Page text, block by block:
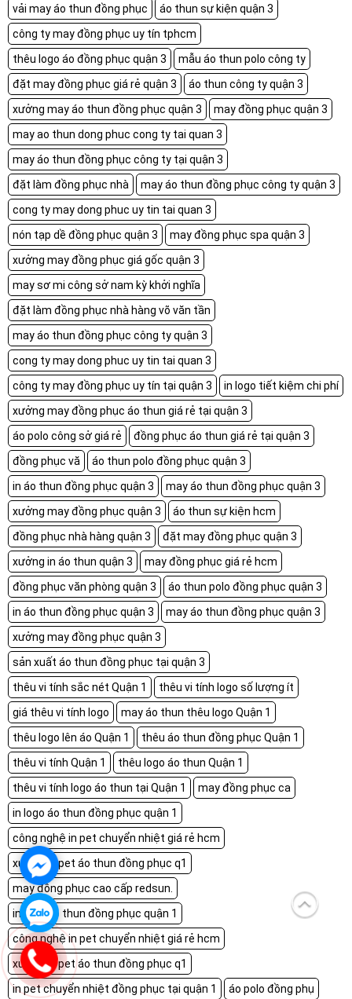
vải may áo thun đồng phục
áo thun sự kiện quận 3
công ty may đồng phục uy tín tphcm
thêu logo áo đồng phục quận 3
mẫu áo thun polo công ty
đặt may đồng phục giá rẻ quận 3
áo thun công ty quận 3
xưởng may áo thun đồng phục quận 3
may đồng phục quận 3
may ao thun dong phuc cong ty tai quan 3
may áo thun đồng phục công ty tại quận 3
đặt làm đồng phục nhà
may áo thun đồng phục công ty quận 3
cong ty may dong phuc uy tin tai quan 3
nón tạp dề đồng phục quận 3
may đồng phục spa quận 3
xưởng may đồng phục giá gốc quận 3
may sơ mi công sở nam kỳ khởi nghĩa
đặt làm đồng phục nhà hàng võ văn tần
may áo thun đồng phục công ty quận 3
cong ty may dong phuc uy tin tai quan 3
công ty may đồng phục uy tín tại quận 3
in logo tiết kiệm chi phí
xưởng may đồng phục áo thun giá rẻ tại quận 3
áo polo công sở giá rẻ
đồng phục áo thun giá rẻ tại quận 3
đồng phục vă
áo thun polo đồng phục quận 3
in áo thun đồng phục quận 3
may áo thun đồng phục quận 3
xưởng may đồng phục quận 3
áo thun sự kiện hcm
đồng phục nhà hàng quận 3
đặt may đồng phục quận 3
xưởng in áo thun quận 3
may đồng phục giá rẻ hcm
đồng phục văn phòng quận 3
áo thun polo đồng phục quận 3
in áo thun đồng phục quận 3
may áo thun đồng phục quận 3
xưởng may đồng phục quận 3
sản xuất áo thun đồng phục tại quận 3
thêu vi tính sắc nét Quận 1
thêu vi tính logo số lượng ít
giá thêu vi tính logo
may áo thun thêu logo Quận 1
thêu logo lên áo Quận 1
thêu áo thun đồng phục Quận 1
thêu vi tính Quận 1
thêu logo áo thun Quận 1
thêu vi tính logo áo thun tại Quận 1
may đồng phục ca
in logo áo thun đồng phục quận 1
công nghệ in pet chuyển nhiệt giá rẻ hcm
xưởng in pet áo thun đồng phục q1
may đồng phục cao cấp redsun.
in logo áo thun đồng phục quận 1
công nghệ in pet chuyển nhiệt giá rẻ hcm
xưởng in pet áo thun đồng phục q1
in pet chuyển nhiệt đồng phục tại quận 1
áo polo đồng phụ